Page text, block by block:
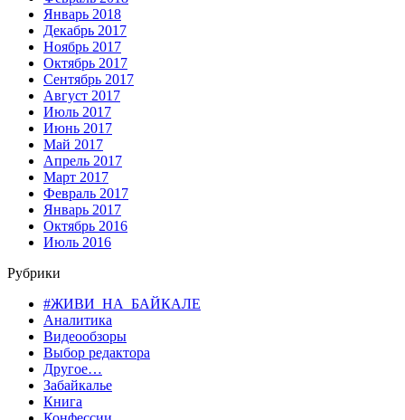
Январь 2018
Декабрь 2017
Ноябрь 2017
Октябрь 2017
Сентябрь 2017
Август 2017
Июль 2017
Июнь 2017
Май 2017
Апрель 2017
Март 2017
Февраль 2017
Январь 2017
Октябрь 2016
Июль 2016
Рубрики
#ЖИВИ_НА_БАЙКАЛЕ
Аналитика
Видеообзоры
Выбор редактора
Другое…
Забайкалье
Книга